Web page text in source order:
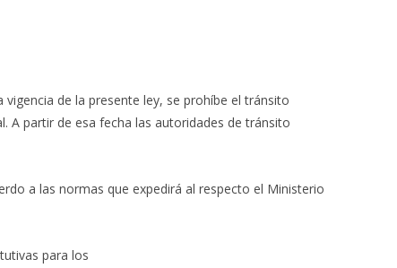
de la presente ley, se prohíbe el tránsito
A partir de esa fecha las autoridades de tránsito
a las normas que expedirá al respecto el Ministerio
para los